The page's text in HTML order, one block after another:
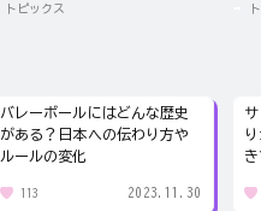
トピックス
バレーボールにはどんな歴史
がある？日本への伝わり方や
ルールの変化
113 2023.11.30